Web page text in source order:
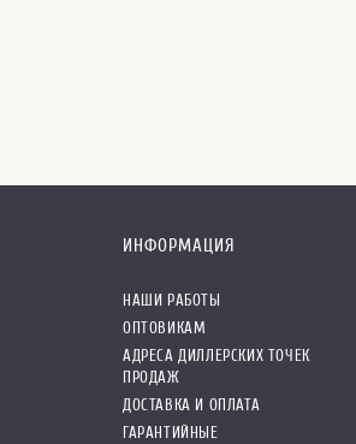
ИНФОРМАЦИЯ
НАШИ РАБОТЫ
ОПТОВИКАМ
АДРЕСА ДИЛЛЕРСКИХ ТОЧЕК
ПРОДАЖ
ДОСТАВКА И ОПЛАТА
ГАРАНТИЙНЫЕ